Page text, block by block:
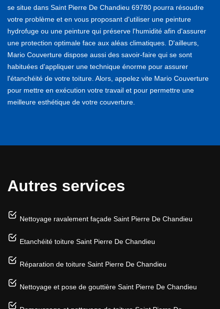
se situe dans Saint Pierre De Chandieu 69780 pourra résoudre
votre problème et en vous proposant d'utiliser une peinture
hydrofuge ou une peinture qui préserve l'humidité afin d'assurer
une protection optimale face aux aléas climatiques. D'ailleurs,
Mario Couverture dispose aussi des savoir-faire qui se sont
habituées d'appliquer une technique énorme pour assurer
l'étanchéité de votre toiture. Alors, appelez vite Mario Couverture
pour mettre en exécution votre travail et pour permettre une
meilleure esthétique de votre couverture.
Autres services
Nettoyage ravalement façade Saint Pierre De Chandieu
Etanchéité toiture Saint Pierre De Chandieu
Réparation de toiture Saint Pierre De Chandieu
Nettoyage et pose de gouttière Saint Pierre De Chandieu